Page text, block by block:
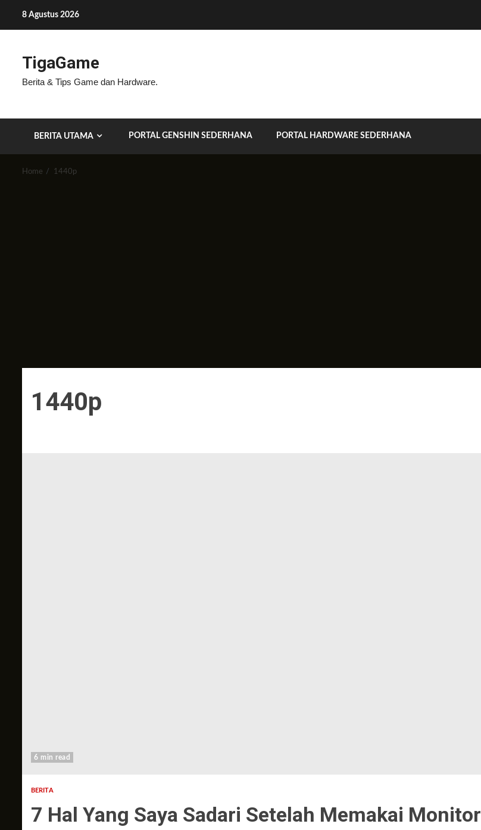
content
8 Agustus 2026
TigaGame
Berita & Tips Game dan Hardware.
BERITA UTAMA PORTAL GENSHIN SEDERHANA PORTAL HARDWARE SEDERHANA
Home 1440p
1440p
6 min read
BERITA
7 Hal Yang Saya Sadari Setelah Memakai Monitor